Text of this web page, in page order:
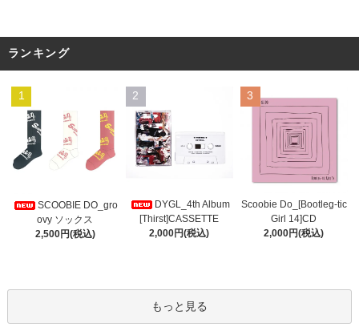
ランキング
1
SCOOBIE DO_gro
ovy ソックス
2,500円(税込)
2
DYGL_4th Album
[Thirst]CASSETTE
2,000円(税込)
3
Scoobie Do_[Bootleg-tic
Girl 14]CD
2,000円(税込)
もっと見る